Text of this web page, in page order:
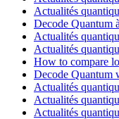
Actualités
Decode Quantum
Actualités
Actualités
How to compare
Decode Quantum
Actualités
Actualités
Actualités